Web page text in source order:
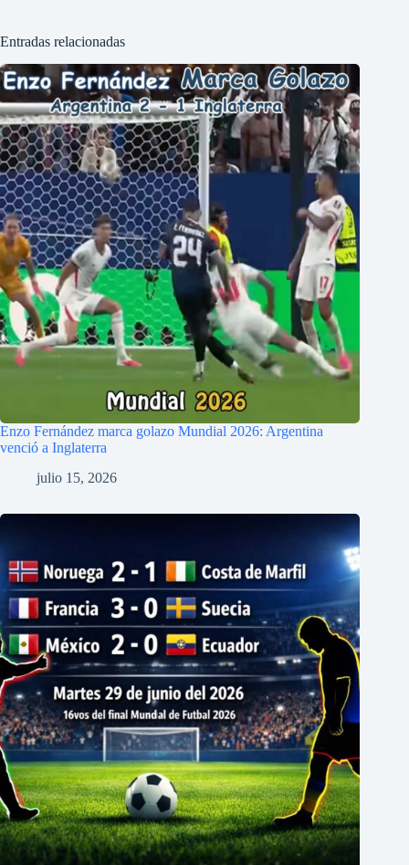
Entradas relacionadas
Enzo Fernández marca golazo Mundial 2026: Argentina
venció a Inglaterra
julio 15, 2026